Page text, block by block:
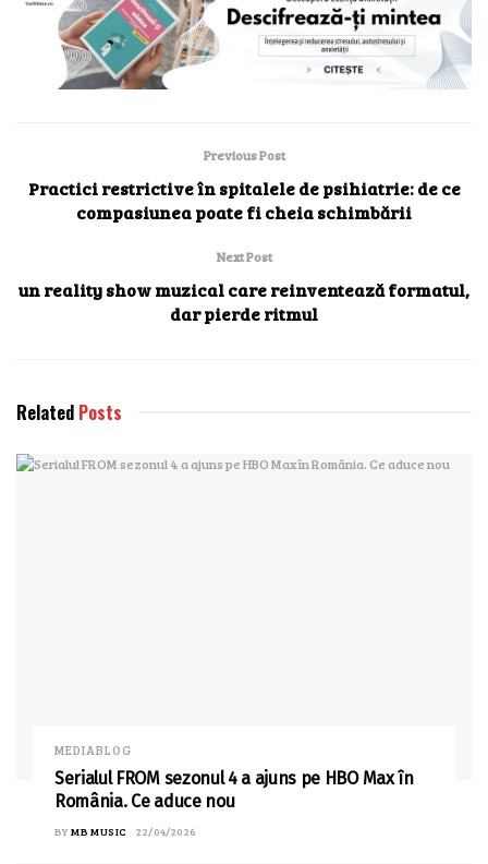
Previous Post
Practici restrictive în spitalele de psihiatrie: de ce
compasiunea poate fi cheia schimbării
Next Post
un reality show muzical care reinventează formatul,
dar pierde ritmul
Related Posts
MEDIABLOG
Serialul FROM sezonul 4 a ajuns pe HBO Max în
România. Ce aduce nou
BY MB MUSIC 22/04/2026